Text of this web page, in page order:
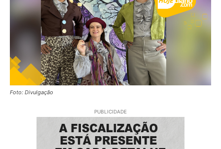
Foto: Divulgação
PUBLICIDADE